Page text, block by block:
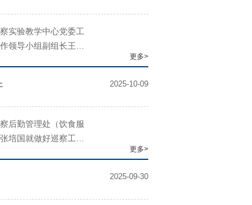
实验教学中心党委工
领导小组副组长王玉
更多>
2025-10-09
后勤管理处（饮食服
培国就做好巡察工作
更多>
2025-09-30